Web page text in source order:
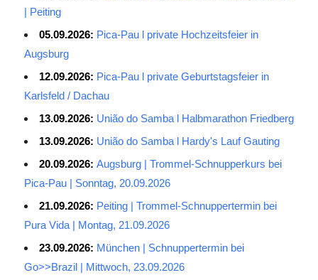
| Peiting
05.09.2026: Pica-Pau l private Hochzeitsfeier in
Augsburg
12.09.2026: Pica-Pau l private Geburtstagsfeier in
Karlsfeld / Dachau
13.09.2026: União do Samba l Halbmarathon Friedberg
13.09.2026: União do Samba l Hardy's Lauf Gauting
20.09.2026: Augsburg | Trommel-Schnupperkurs bei
Pica-Pau | Sonntag, 20.09.2026
21.09.2026: Peiting | Trommel-Schnuppertermin bei
Pura Vida | Montag, 21.09.2026
23.09.2026: München | Schnuppertermin bei
Go>>Brazil | Mittwoch, 23.09.2026